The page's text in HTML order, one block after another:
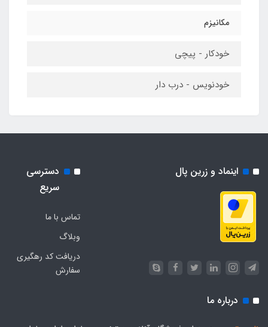
مکانیزم
خودکار - پیچی
خودنویس - درب دار
اینماد و زرین پال
دسترسی
سریع
تماس با ما
وبلاگ
دریافت کد رهگیری
سفارش
درباره ما